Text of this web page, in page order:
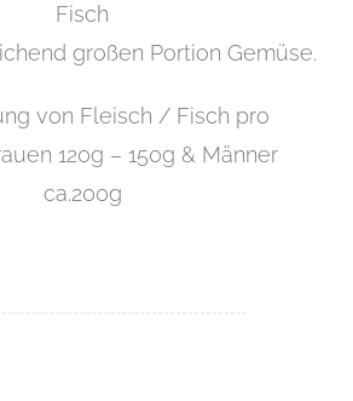
Fisch
großen Portion Gemüse.
von Fleisch / Fisch pro
120g – 150g & Männer
ca.200g